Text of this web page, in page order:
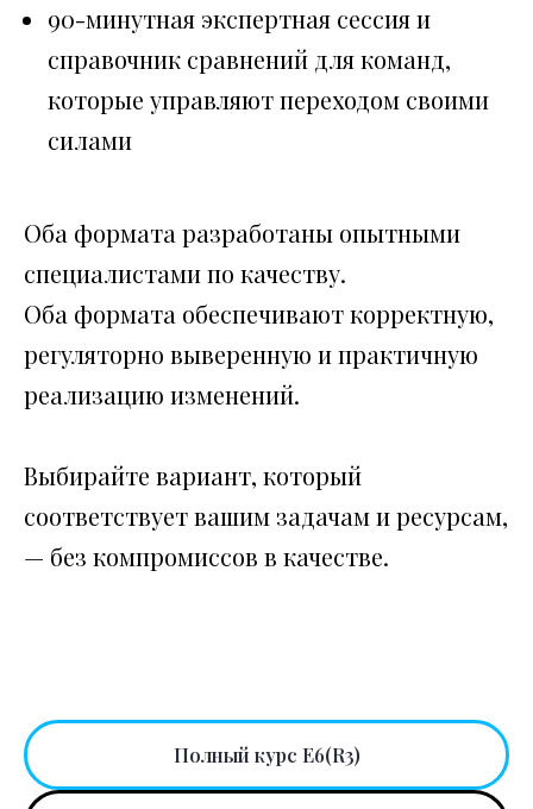
90-минутная экспертная сессия и
справочник сравнений для команд,
которые управляют переходом своими
силами
Оба формата разработаны опытными
специалистами по качеству.
Оба формата обеспечивают корректную,
регуляторно выверенную и практичную
реализацию изменений.
Выбирайте вариант, который
соответствует вашим задачам и ресурсам,
— без компромиссов в качестве.
Полный курс E6(R3)